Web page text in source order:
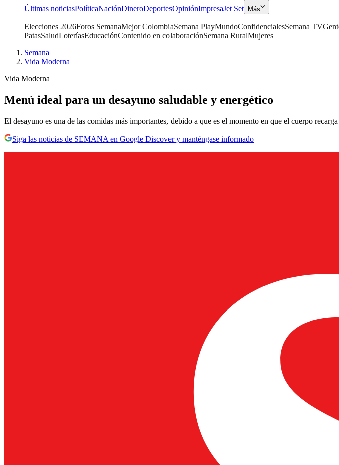
Últimas noticiasPolíticaNaciónDineroDeportesOpiniónImpresaJet Set Más
Elecciones 2026Foros SemanaMejor ColombiaSemana PlayMundoConfidencialesSemana TV
PatasSaludLoteríasEducaciónContenido en colaboraciónSemana RuralMujeres
Semana|
Vida Moderna
Vida Moderna
Menú ideal para un desayuno saludable y energético
El desayuno es una de las comidas más importantes, debido a que es el momento en que el cuerpo
Siga las noticias de SEMANA en Google Discover y manténgase informado